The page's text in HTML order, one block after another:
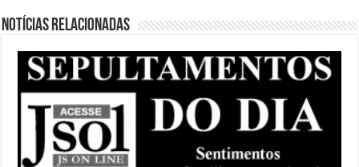
Notícias relacionadas